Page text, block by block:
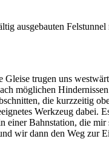
trugen uns
möglichen
die kurzzeitig
Werkzeug dabei.
einer Bahnstation, die
wir dann den Weg zur